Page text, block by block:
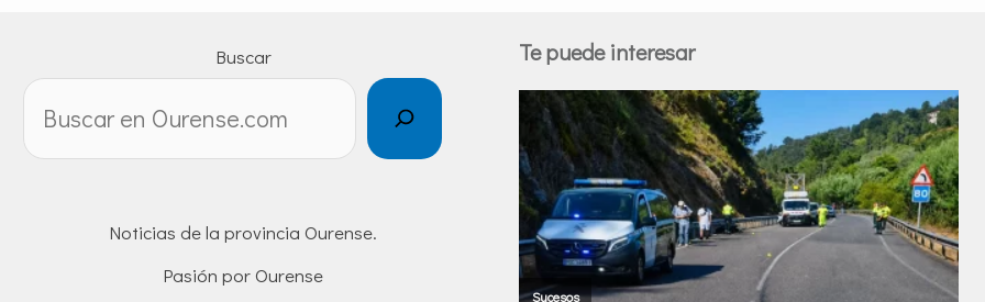
Buscar
Noticias de la provincia Ourense.
Pasión por Ourense
Te puede interesar